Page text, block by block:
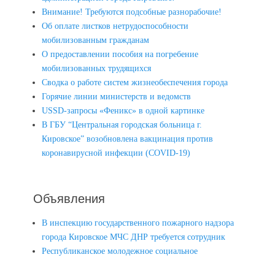
Внимание! Требуются подсобные разнорабочие!
Об оплате листков нетрудоспособности
мобилизованным гражданам
О предоставлении пособия на погребение
мобилизованных трудящихся
Сводка о работе систем жизнеобеспечения города
Горячие линии министерств и ведомств
USSD-запросы «Феникс» в одной картинке
В ГБУ “Центральная городская больница г.
Кировское” возобновлена вакцинация против
коронавирусной инфекции (COVID-19)
Объявления
В инспекцию государственного пожарного надзора
города Кировское МЧС ДНР требуется сотрудник
Республиканское молодежное социальное